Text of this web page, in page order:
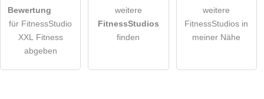
Hiermit akzeptiere ich dieAGB
DieDatenschutzerklärung habe ich zur Kenntnis genommen.
Bewertung
für FitnessStudio
XXL Fitness
abgeben
weitere
FitnessStudios
finden
weitere
FitnessStudios in
meiner Nähe